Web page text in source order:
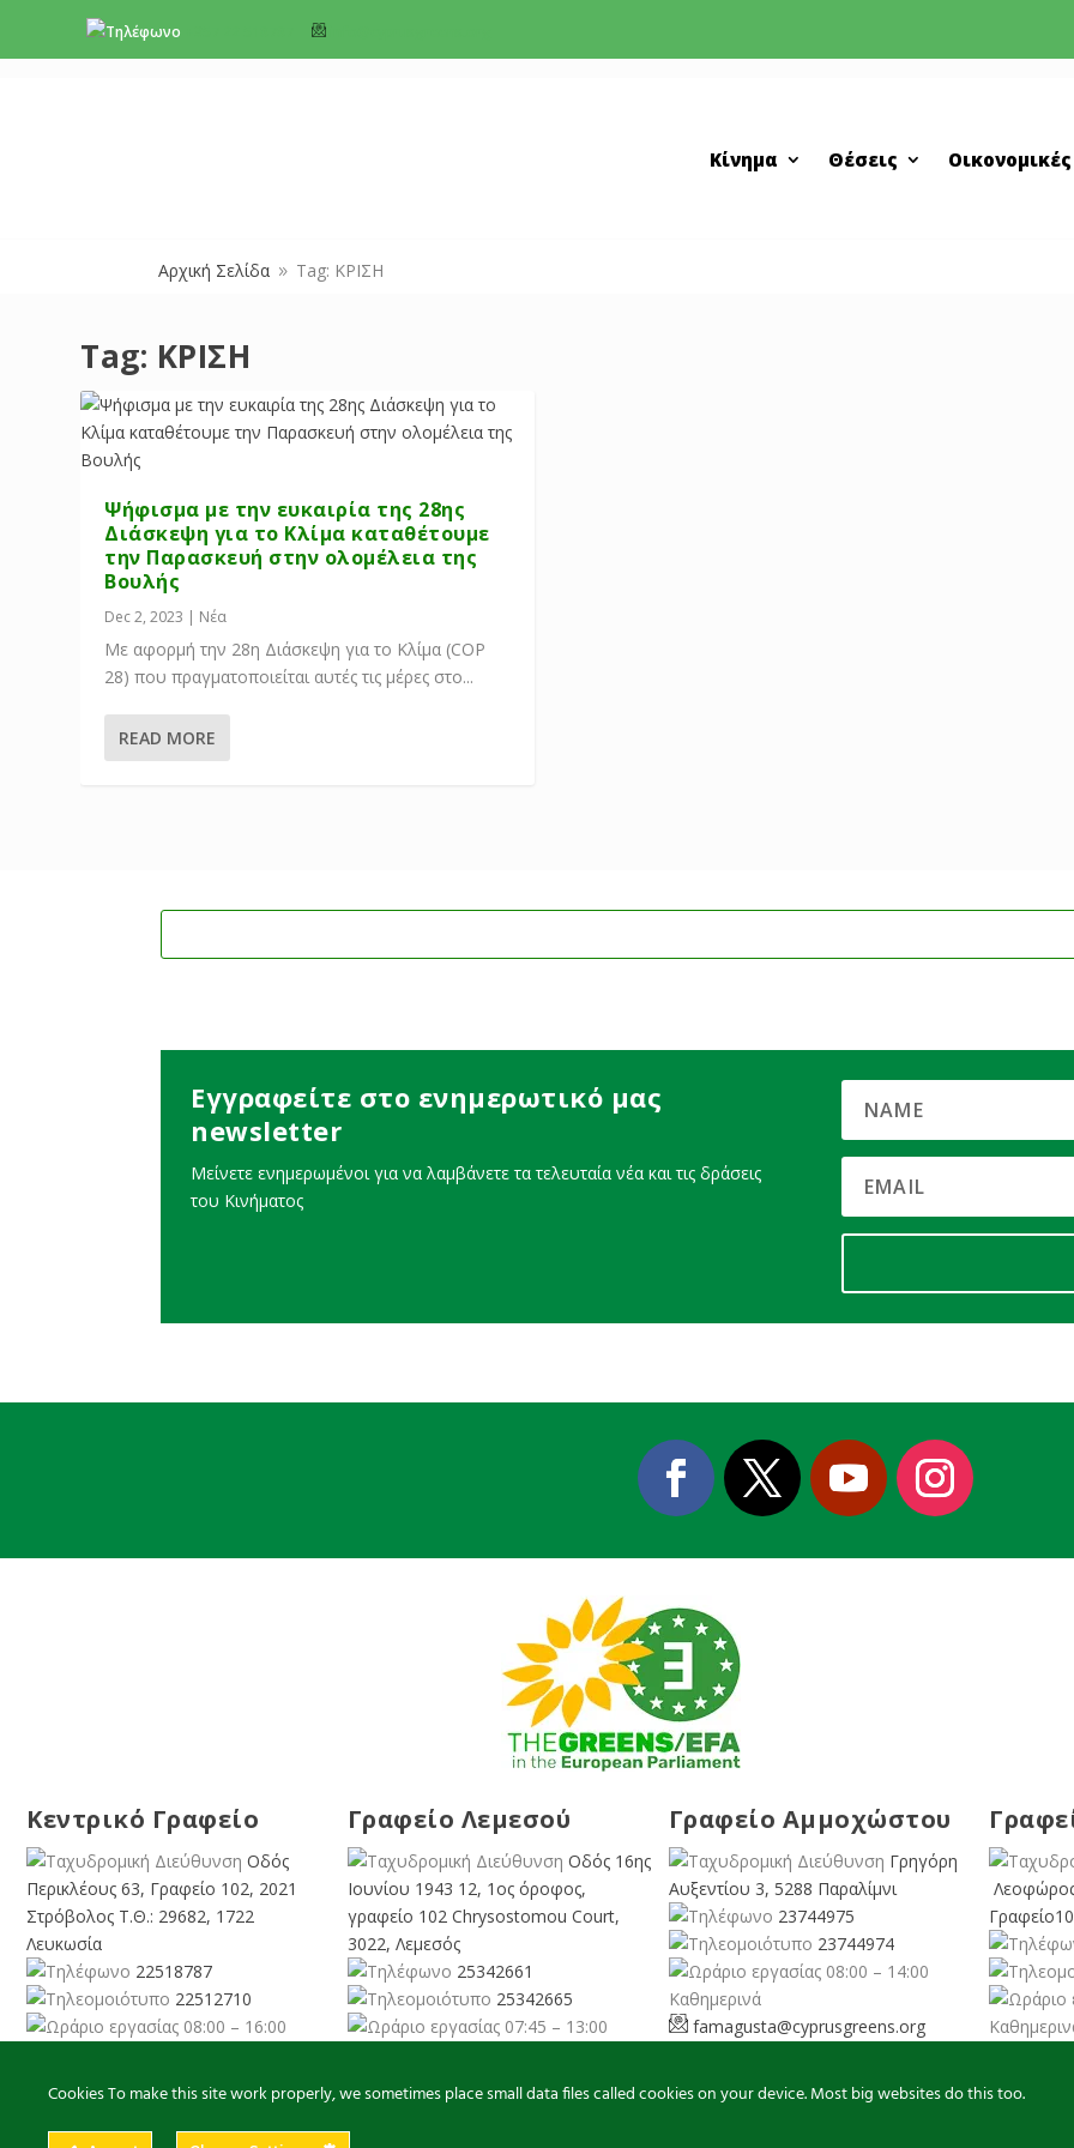
Κίνημα Θέσεις
Αρχική Σελίδα 9 Tag: ΚΡΙΣΗ
Tag: ΚΡΙΣΗ
Ψήφισμα με την ευκαιρία της 28ης
Διάσκεψη για το Κλίμα καταθέτουμε
την Παρασκευή στην ολομέλεια της
Βουλής
Dec 2, 2023 | Νέα
Με αφορμή την 28η Διάσκεψη για το Κλίμα (COP
28) που πραγματοποιείται αυτές τις μέρες στο...
READ MORE
Εγγραφείτε στο ενημερωτικό μας
newsletter
Μείνετε ενημερωμένοι για να λαμβάνετε τα τελευταία νέα και τις δράσεις
του Κινήματος
Κεντρικό Γραφείο
Οδός
Περικλέους 63, Γραφείο 102, 2021
Στρόβολος Τ.Θ.: 29682, 1722
Λευκωσία
22518787
22512710
08:00 – 16:00
info@cyprusgreens.org
Γραφείο Λεμεσού
Οδός 16ης
Ιουνίου 1943 12, 1ος όροφος,
γραφείο 102 Chrysostomou Court,
3022, Λεμεσός
25342661
25342665
07:45 – 13:00
limassol@
cyprusgreens.org
Γραφείο Αμμοχώστου
Γρηγόρη
Αυξεντίου 3, 5288 Παραλίμνι
23744975
23744974
08:00 – 14:00
Καθημερινά
famagusta@cyprusgreens.org
Cookies To make this site work properly, we sometimes place small data files called cookies on your device. Most big websites do this too.